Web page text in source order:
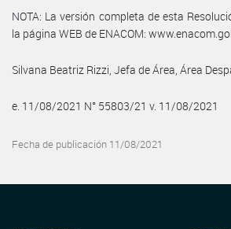
NOTA: La versión completa de esta
la página WEB de ENACOM:
Silvana Beatriz Rizzi, Jefa de Área, Área
e. 11/08/2021 N° 55803/21 v. 11/08/2021
Fecha de publicación 11/08/2021